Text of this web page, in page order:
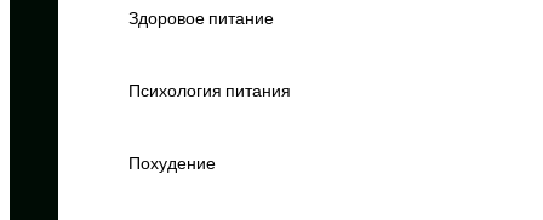
Здоровое питание
Психология питания
Похудение